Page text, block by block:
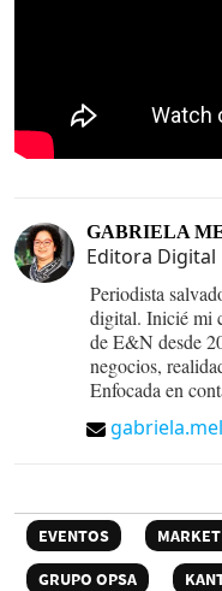
GABRIELA
Editora Digital
Periodista
digital. Inicié mi
de E&N desde
negocios,
Enfocada en
EVENTOS
GRUPO OPSA